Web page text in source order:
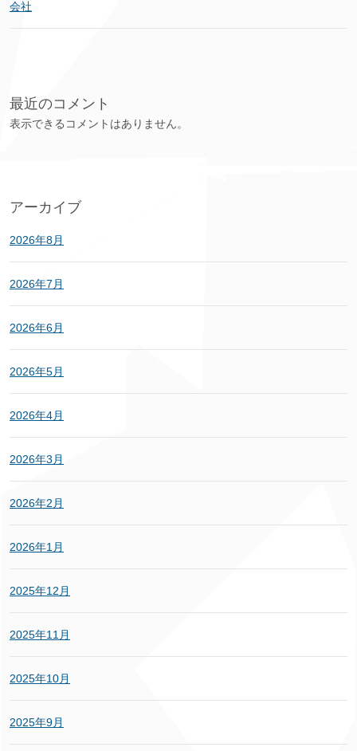
会社
最近のコメント
表示できるコメントはありません。
アーカイブ
2026年8月
2026年7月
2026年6月
2026年5月
2026年4月
2026年3月
2026年2月
2026年1月
2025年12月
2025年11月
2025年10月
2025年9月